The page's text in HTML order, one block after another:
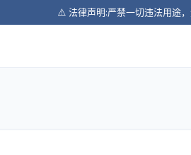
⚠️ 法律声明:严禁一切违法用途